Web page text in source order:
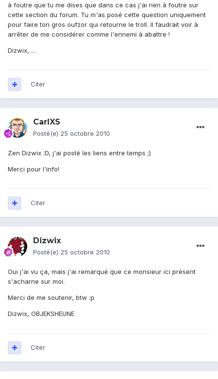
à foutre que tu me dises que dans ce cas j'ai rien à foutre sur
cette section du forum. Tu m'as posé cette question uniquement
pour faire ton gros oufzor qui retourne le troll. Il faudrait voir à
arrêter de me considérer comme l'ennemi à abattre !
Dizwix, ...
Citer
CarlXS
Posté(e) 25 octobre 2010
Zen Dizwix :D, j'ai posté les liens entre temps ;)
Merci pour l'info!
Citer
Dizwix
Posté(e) 25 octobre 2010
Oui j'ai vu ça, mais j'ai remarqué que ce monsieur ici présent
s'acharne sur moi.
Merci de me soutenir, btw :p
Dizwix, OBJEKSHEUNE
Citer